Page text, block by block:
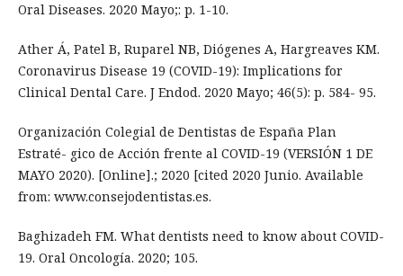
Oral Diseases. 2020 Mayo;: p. 1-10.
Ather Á, Patel B, Ruparel NB, Diógenes A, Hargreaves KM.
Coronavirus Disease 19 (COVID-19): Implications for
Clinical Dental Care. J Endod. 2020 Mayo; 46(5): p. 584- 95.
Organización Colegial de Dentistas de España Plan
Estraté- gico de Acción frente al COVID-19 (VERSIÓN 1 DE
MAYO 2020). [Online].; 2020 [cited 2020 Junio. Available
from: www.consejodentistas.es.
Baghizadeh FM. What dentists need to know about COVID-
19. Oral Oncología. 2020; 105.